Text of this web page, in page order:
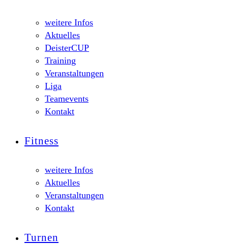
weitere Infos
Aktuelles
DeisterCUP
Training
Veranstaltungen
Liga
Teamevents
Kontakt
Fitness
weitere Infos
Aktuelles
Veranstaltungen
Kontakt
Turnen